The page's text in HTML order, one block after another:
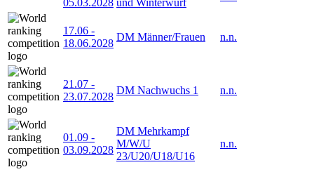
17.06 -
18.06.2028
DM Männer/Frauen n.n.
21.07 -
23.07.2028
DM Nachwuchs 1 n.n.
01.09 -
03.09.2028
DM Mehrkampf
M/W/U
23/U20/U18/U16
n.n.